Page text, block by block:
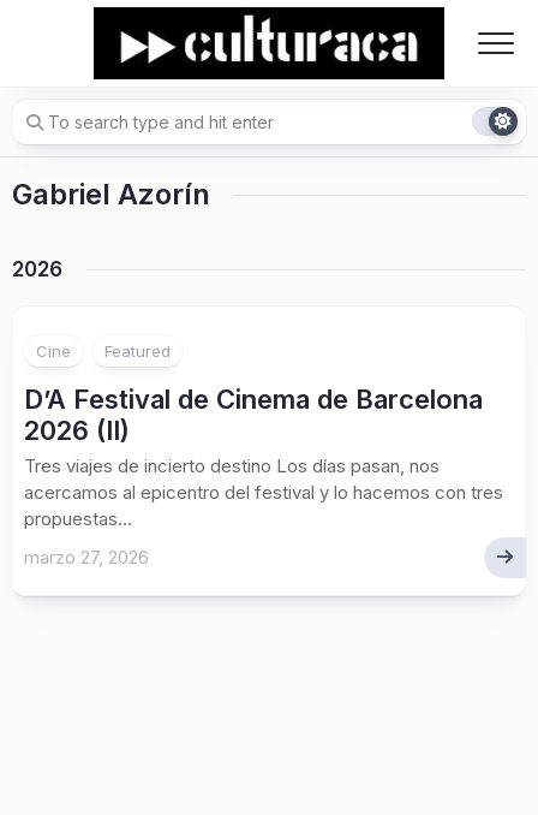
Gabriel Azorín
2026
Cine Featured
D’A Festival de Cinema de Barcelona
2026 (II)
Tres viajes de incierto destino Los días pasan, nos
acercamos al epicentro del festival y lo hacemos con tres
propuestas...
marzo 27, 2026